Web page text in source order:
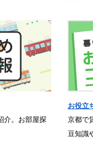
介。お部屋探
お役立
京都で
豆知識